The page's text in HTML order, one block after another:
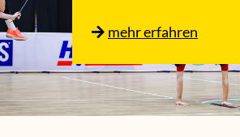
mehr erfahren